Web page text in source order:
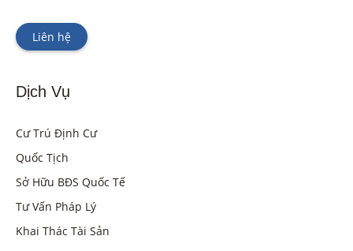
Liên hệ
Dịch Vụ
Cư Trú Định Cư
Quốc Tịch
Sở Hữu BĐS Quốc Tế
Tư Vấn Pháp Lý
Khai Thác Tài Sản